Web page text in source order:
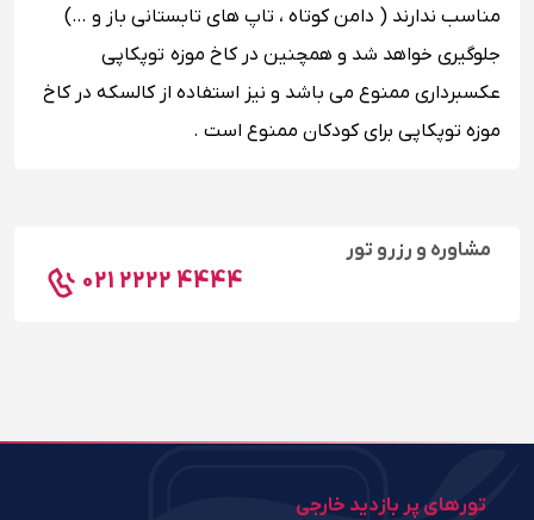
مناسب ندارند ( دامن کوتاه ، تاپ های تابستانی باز و …)
جلوگیری خواهد شد و همچنین در کاخ موزه توپکاپی
عکسبرداری ممنوع می باشد و نیز استفاده از کالسکه در کاخ
موزه توپکاپی برای کودکان ممنوع است .
مشاوره و رزرو تور
021 2222 4444
تورهای پر بازدید خارجی